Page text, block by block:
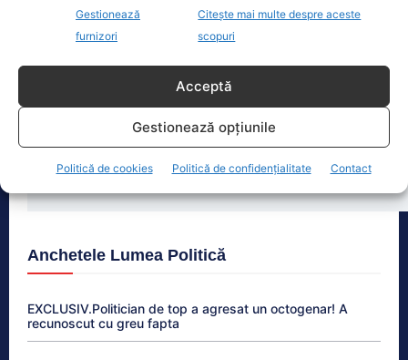
Gestionează
furnizori
Citește mai multe despre aceste
scopuri
Acceptă
Gestionează opțiunile
Politică de cookies Politică de confidențialitate Contact
Ultimele știri
Alina Gorghiu, uluită după ce oamenii lui Fritz l-au
Primul tren PESA a intrar pe ruta București-Brașov,
dar toate circulă fără asigurare
Peiu îl acuză pe Nicușor Dan că minte în privința
aderării la zona euro: „Nu există niciun consens”
Anchetele Lumea Politică
EXCLUSIV.Politician de top a agresat un octogenar! A
recunoscut cu greu fapta